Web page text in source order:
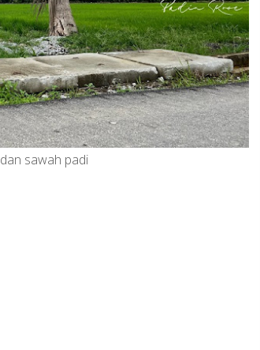
sawah padi